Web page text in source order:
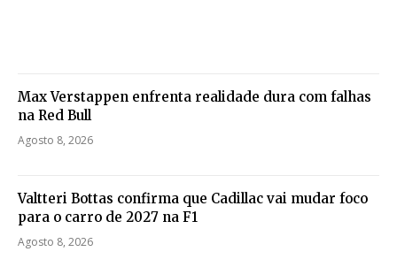
Max Verstappen enfrenta realidade dura com falhas
na Red Bull
Agosto 8, 2026
Valtteri Bottas confirma que Cadillac vai mudar foco
para o carro de 2027 na F1
Agosto 8, 2026